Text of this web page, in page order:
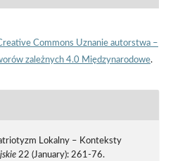
Commons Uznanie autorstwa –
zależnych 4.0 Międzynarodowe.
Lokalny – Konteksty
22 (January): 261-76.